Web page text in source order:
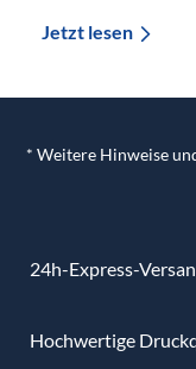
Jetzt lesen
* Weitere Hinweise
24h-Express-
Hochwertige